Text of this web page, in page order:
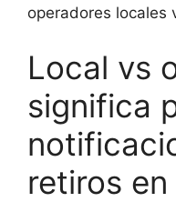
operadores locales
Local vs
significa
retiros